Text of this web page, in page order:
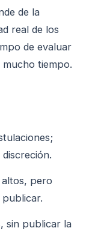
de la
real de los
de evaluar
tiempo.
altos, pero
sin publicar la